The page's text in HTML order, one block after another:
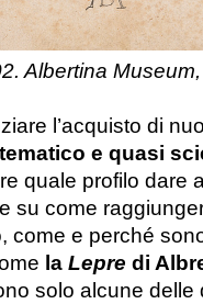
Albertina
l’acquisto di
e quasi
quale profilo dare
su come
come e perché
la Lepre di
solo alcune delle